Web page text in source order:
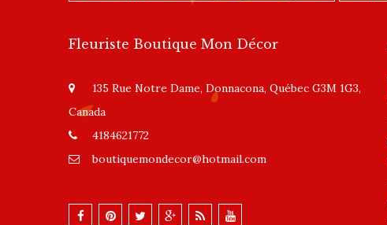
Fleuriste Boutique Mon Décor
135 Rue Notre Dame, Donnacona, Québec G3M 1G3,
Canada
4184621772
boutiquemondecor@hotmail.com